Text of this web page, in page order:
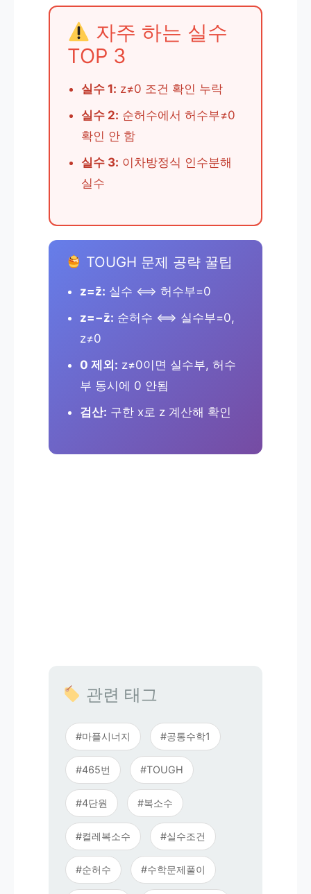
자주 하는 실수
TOP 3
실수 1: z≠0 조건 확인 누락
실수 2: 순허수에서 허수부≠0
확인 안 함
실수 3: 이차방정식 인수분해
실수
TOUGH 문제 공략 꿀팁
z=z̄: 실수 ⟺ 허수부=0
z=−z̄: 순허수 ⟺ 실수부=0,
z≠0
0 제외: z≠0이면 실수부, 허수
부 동시에 0 안됨
검산: 구한 x로 z 계산해 확인
관련 태그
#마플시너지 #공통수학1
#465번 #TOUGH
#4단원 #복소수
#켤레복소수 #실수조건
#순허수 #수학문제풀이